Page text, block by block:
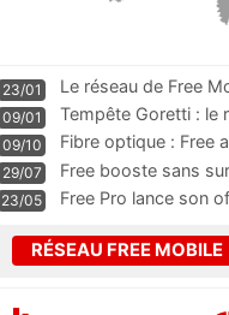
23/01
Le réseau de Free
m
09/01
Tempête Goretti : le
09/10
Fibre optique : Free
pass
29/07
Free booste sans
23/05 Free Pro lance son
RÉSEAU FREE MOBILE